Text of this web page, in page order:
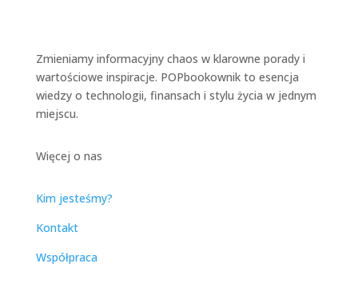
Zmieniamy informacyjny chaos w klarowne porady i
wartościowe inspiracje. POPbookownik to esencja
wiedzy o technologii, finansach i stylu życia w jednym
miejscu.
Więcej o nas
Kim jesteśmy?
Kontakt
Współpraca